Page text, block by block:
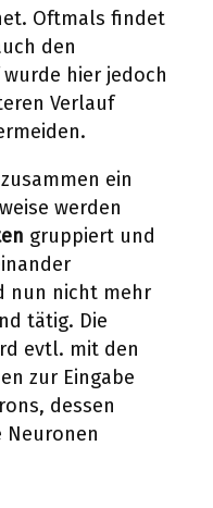
Oftmals findet
den
hier jedoch
Verlauf
ein
werden
gruppiert und
nun nicht mehr
tätig. Die
evtl. mit den
zur Eingabe
dessen
Neuronen